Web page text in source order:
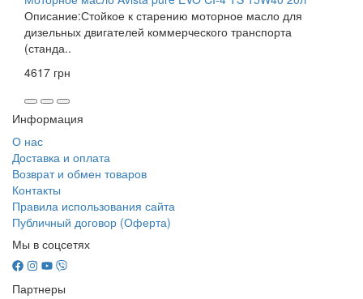
Описание:Стойкое к старению моторное масло для
дизельных двигателей коммерческого транспорта
(станда..
4617 грн
Информация
О нас
Доставка и оплата
Возврат и обмен товаров
Контакты
Правила использования сайта
Публичный договор (Оферта)
Мы в соцсетях
Партнеры